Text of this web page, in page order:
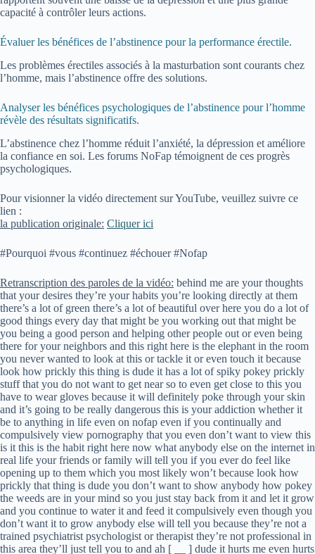
capacité à contrôler leurs actions.
Évaluer les bénéfices de l’abstinence pour la performance érectile.
Les problèmes érectiles associés à la masturbation sont courants chez
l’homme, mais l’abstinence offre des solutions.
Analyser les bénéfices psychologiques de l’abstinence pour l’homme
révèle des résultats significatifs.
L’abstinence chez l’homme réduit l’anxiété, la dépression et améliore
la confiance en soi. Les forums NoFap témoignent de ces progrès
psychologiques.
Pour visionner la vidéo directement sur YouTube, veuillez suivre ce
lien :
la publication originale: Cliquer ici
#Pourquoi #vous #continuez #échouer #Nofap
Retranscription des paroles de la vidéo: behind me are your thoughts
that your desires they’re your habits you’re looking directly at them
there’s a lot of green there’s a lot of beautiful over here you do a lot of
good things every day that might be you working out that might be
you being a good person and helping other people out or even being
there for your neighbors and this right here is the elephant in the room
you never wanted to look at this or tackle it or even touch it because
look how prickly this thing is dude it has a lot of spiky pokey prickly
stuff that you do not want to get near so to even get close to this you
have to wear gloves because it will definitely poke through your skin
and it’s going to be really dangerous this is your addiction whether it
be to anything in life even on nofap even if you continually and
compulsively view pornography that you even don’t want to view this
is it this is the habit right here now what anybody else on the internet in
real life your friends or family will tell you if you ever do feel like
opening up to them which you most likely won’t because look how
prickly that thing is dude you don’t want to show anybody how pokey
the weeds are in your mind so you just stay back from it and let it grow
and you continue to water it and feed it compulsively even though you
don’t want it to grow anybody else will tell you because they’re not a
trained psychiatrist psychologist or therapist they’re not professional in
this area they’ll just tell you to and ah [ __ ] dude it hurts me even hurts